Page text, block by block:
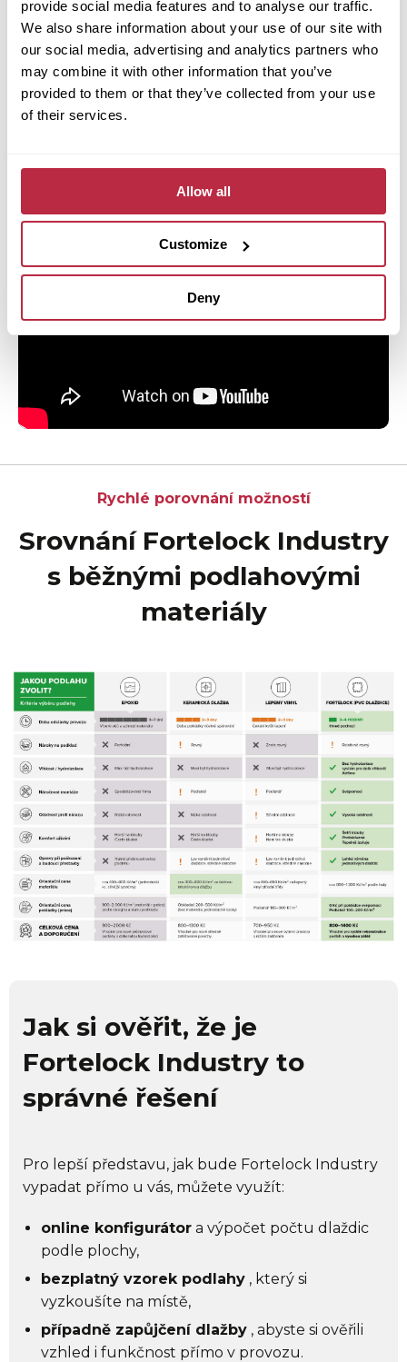
provide social media features and to analyse our traffic.
We also share information about your use of our site with
our social media, advertising and analytics partners who
may combine it with other information that you’ve
provided to them or that they’ve collected from your use
of their services.
Allow all
Customize
Deny
sebe, takže pokládku bez problémů zvládnete
i svépomocí. Jak přesně postupovat, ukáže náš
krátký videonávod krok za krokem.
Pokud chcete mít instalaci naprosto bez starostí,
Postaráme se o vše – od přípravy podkladu až po
Rychlé porovnání možností
Srovnání Fortelock Industry
s běžnými podlahovými
materiály
Jak si ověřit, že je
Fortelock Industry to
správné řešení
Pro lepší představu, jak bude Fortelock Industry
vypadat přímo u vás, můžete využít:
online konfigurátor a výpočet počtu dlaždic
podle plochy,
bezplatný vzorek podlahy , který si
vyzkoušíte na místě,
případně zapůjčení dlažby , abyste si ověřili
vzhled i funkčnost přímo v provozu.